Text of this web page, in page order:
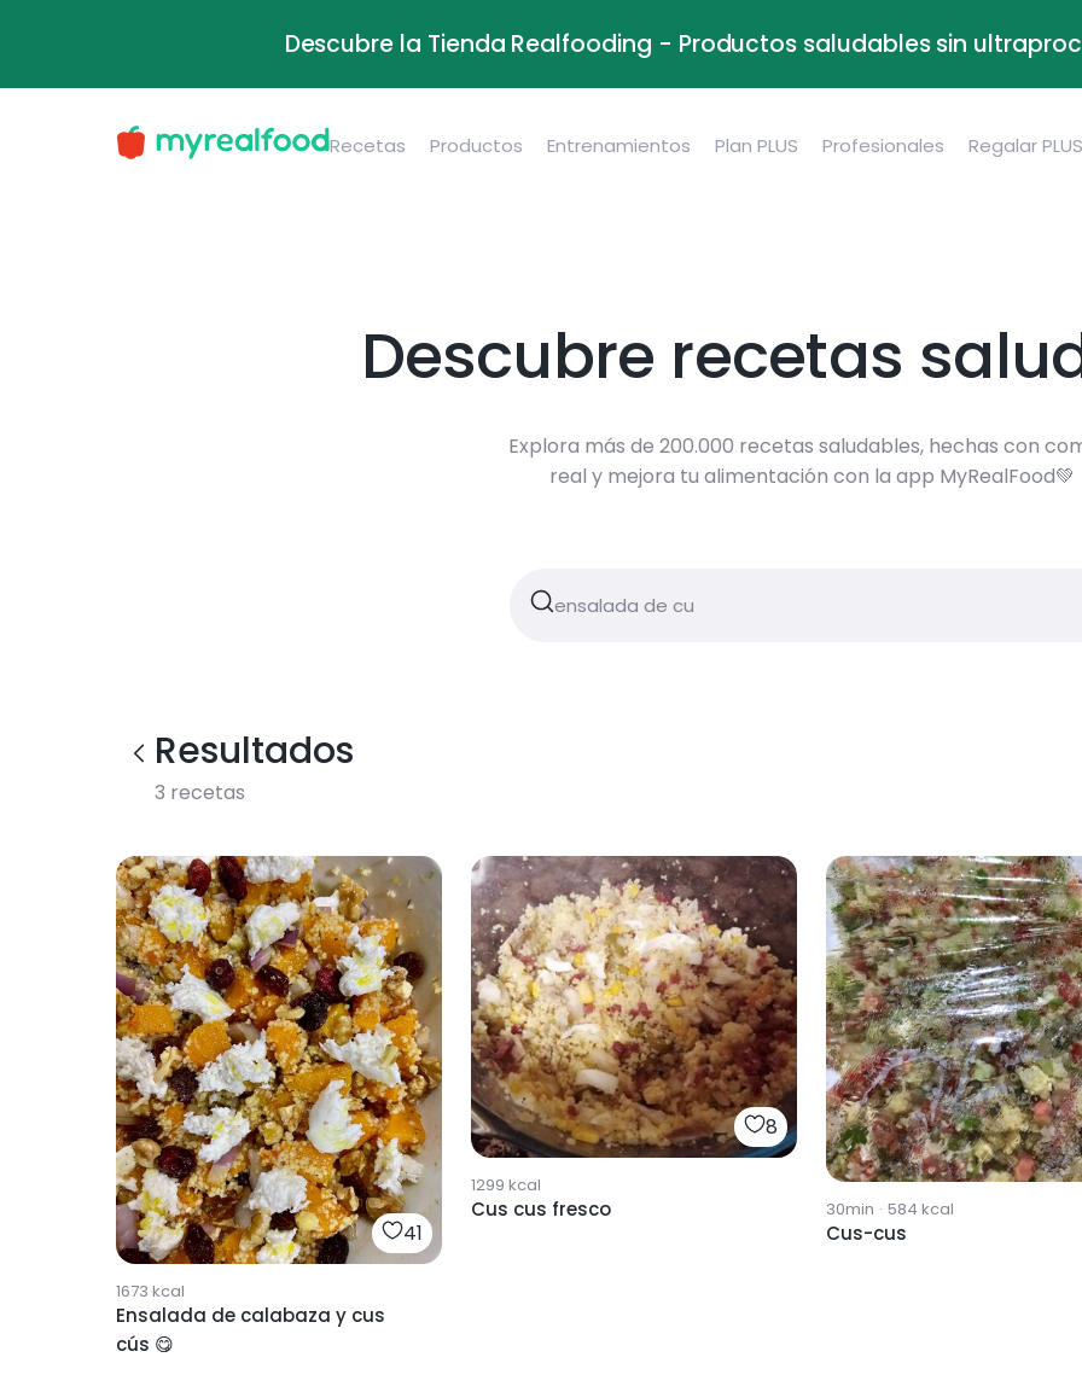
Descubre la Tienda Realfooding - Productos saludables sin
Recetas Productos Entrenamientos Plan PLUS Profesionales Regalar
Descubre recetas
Explora más de 200.000 recetas saludables, hechas con
real y mejora tu alimentación con la app MyRealFood💚
Resultados
3 recetas
41
1673 kcal
Ensalada de calabaza y cus
cús 😋
8
1299 kcal
Cus cus fresco 30min · 584 kcal
Cus-cus